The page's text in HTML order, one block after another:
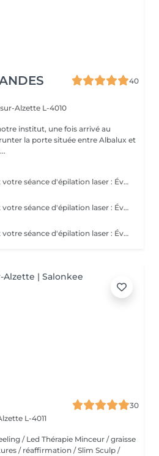
40
Alzette L-4010
la porte située entre Albalux et
Démarches à suivre avant votre séance d'épilation laser : Évitez l'exposition au soleil : Évitez toute exposition directe au soleil ou aux UV artificiels pendant au moins deux semaines avant votre séance. Utilisez un écran solaire si vous devez sortir. Rasez les zones à traiter : Rasez les zones à épiler 24 à 48 heures avant votre rendez-vous. Ne vous épilez pas à la cire ou à la pince à épiler, car cela enlève la racine du poil que le laser cible. Évitez les crèmes et lotions : N'appliquez pas de crèmes, lotions, parfums ou déodorants sur les zones à traiter le jour de votre séance. Évitez les traitements irritants : Évitez les traitements de peau irritants comme les peelings chimiques ou les crèmes à base de rétinol une semaine avant votre rendez-vous. Signalez toute médication : Informez-nous de toute médication ou traitement que vous suivez, car certains médicaments peuvent augmenter la sensibilité de la peau au laser. Hydratez votre peau : Assurez-vous que votre peau est bien hydratée, mais ne mettez pas de produits hydratants le jour de la séance. Merci et à très bientôt. Cordialement, L'équipe de DF Divine Beauty,
Démarches à suivre avant votre séance d'épilation laser : Évitez l'exposition au soleil : Évitez toute exposition directe au soleil ou aux UV artificiels pendant au moins deux semaines avant votre séance. Utilisez un écran solaire si vous devez sortir. Rasez les zones à traiter : Rasez les zones à épiler 24 à 48 heures avant votre rendez-vous. Ne vous épilez pas à la cire ou à la pince à épiler, car cela enlève la racine du poil que le laser cible. Évitez les crèmes et lotions : N'appliquez pas de crèmes, lotions, parfums ou déodorants sur les zones à traiter le jour de votre séance. Évitez les traitements irritants : Évitez les traitements de peau irritants comme les peelings chimiques ou les crèmes à base de rétinol une semaine avant votre rendez-vous. Signalez toute médication : Informez-nous de toute médication ou traitement que vous suivez, car certains médicaments peuvent augmenter la sensibilité de la peau au laser. Hydratez votre peau : Assurez-vous que votre peau est bien hydratée, mais ne mettez pas de produits hydratants le jour de la séance. Merci et à très bientôt. Cordialement, L'équipe de DF Divine Beauty,
Démarches à suivre avant votre séance d'épilation laser : Évitez l'exposition au soleil : Évitez toute exposition directe au soleil ou aux UV artificiels pendant au moins deux semaines avant votre séance. Utilisez un écran solaire si vous devez sortir. Rasez les zones à traiter : Rasez les zones à épiler 24 à 48 heures avant votre rendez-vous. Ne vous épilez pas à la cire ou à la pince à épiler, car cela enlève la racine du poil que le laser cible. Évitez les crèmes et lotions : N'appliquez pas de crèmes, lotions, parfums ou déodorants sur les zones à traiter le jour de votre séance. Évitez les traitements irritants : Évitez les traitements de peau irritants comme les peelings chimiques ou les crèmes à base de rétinol une semaine avant votre rendez-vous. Signalez toute médication : Informez-nous de toute médication ou traitement que vous suivez, car certains médicaments peuvent augmenter la sensibilité de la peau au laser. Hydratez votre peau : Assurez-vous que votre peau est bien hydratée, mais ne mettez pas de produits hydratants le jour de la séance. Merci et à très bientôt. Cordialement, L'équipe de DF Divine Beauty,
30
L-4011
/ Led Thérapie Minceur / graisse
/ réaffirmation / Slim Sculp /